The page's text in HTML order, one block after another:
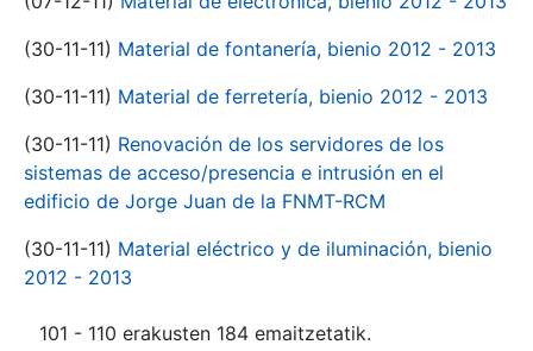
(30-11-11) Material de fontanería, bienio 2012 - 2013
(30-11-11) Material de ferretería, bienio 2012 - 2013
(30-11-11) Renovación de los servidores de los
sistemas de acceso/presencia e intrusión en el
edificio de Jorge Juan de la FNMT-RCM
(30-11-11) Material eléctrico y de iluminación, bienio
2012 - 2013
101 - 110 erakusten 184 emaitzetatik.